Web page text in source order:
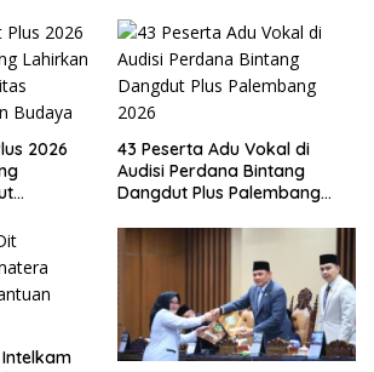
2026
43 Peserta Adu Vokal di
Audisi Perdana Bintang
Dangdut Plus Palembang